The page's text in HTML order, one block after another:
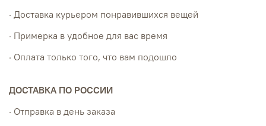
· Доставка курьером понравившихся вещей
· Примерка в удобное для вас время
· Оплата только того, что вам подошло
ДОСТАВКА ПО РОССИИ
· Отправка в день заказа